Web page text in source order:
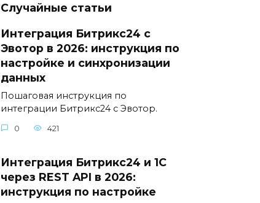
Случайные статьи
Интеграция Битрикс24 с
Эвотор в 2026: инструкция по
настройке и синхронизации
данных
Пошаговая инструкция по
интеграции Битрикс24 с Эвотор.
0 421
Интеграция Битрикс24 и 1С
через REST API в 2026:
инструкция по настройке